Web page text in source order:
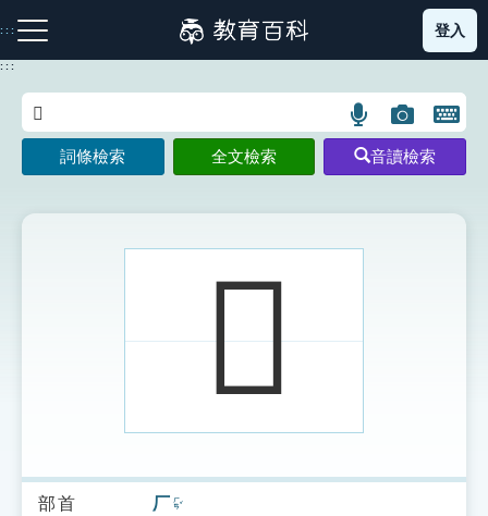
到
主
:::
注音索引圖示 筆畫索引圖示 部首索引表圖示
索引選單
登入
:::
語
言
搜
示
圖
片
搜
開
鍵
圖
詞條檢索 全文檢索 音讀檢索
𠩱
部首 厂 ㄏㄢˇ